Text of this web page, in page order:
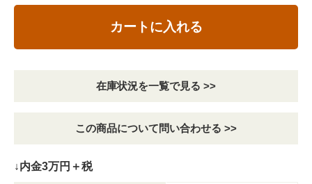
カートに入れる
在庫状況を一覧で見る >>
この商品について問い合わせる >>
↓内金3万円＋税